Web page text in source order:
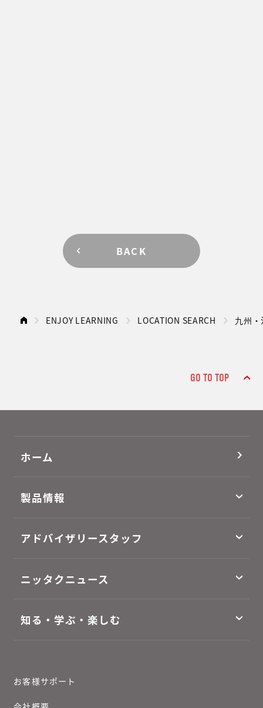
BACK
ENJOY LEARNING LOCATION SEARCH 九州
GO TO TOP
ホーム
製品情報
アドバイザリースタッフ
ニッタクニュース
知る・学ぶ・楽しむ
お客様サポート